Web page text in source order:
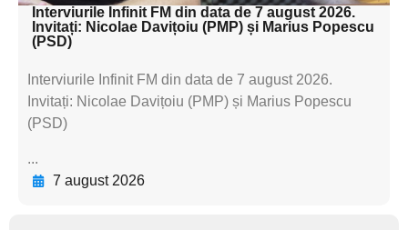
Interviurile Infinit FM din data de 7 august 2026.
Invitați: Nicolae Davițoiu (PMP) și Marius Popescu
(PSD)
Interviurile Infinit FM din data de 7 august 2026.
Invitați: Nicolae Davițoiu (PMP) și Marius Popescu
(PSD)
...
7 august 2026